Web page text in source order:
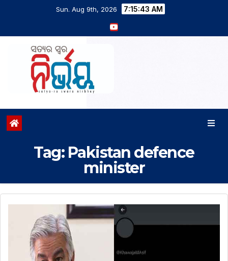
Sun. Aug 9th, 2026 7:15:43 AM
Tag: Pakistan defence
minister